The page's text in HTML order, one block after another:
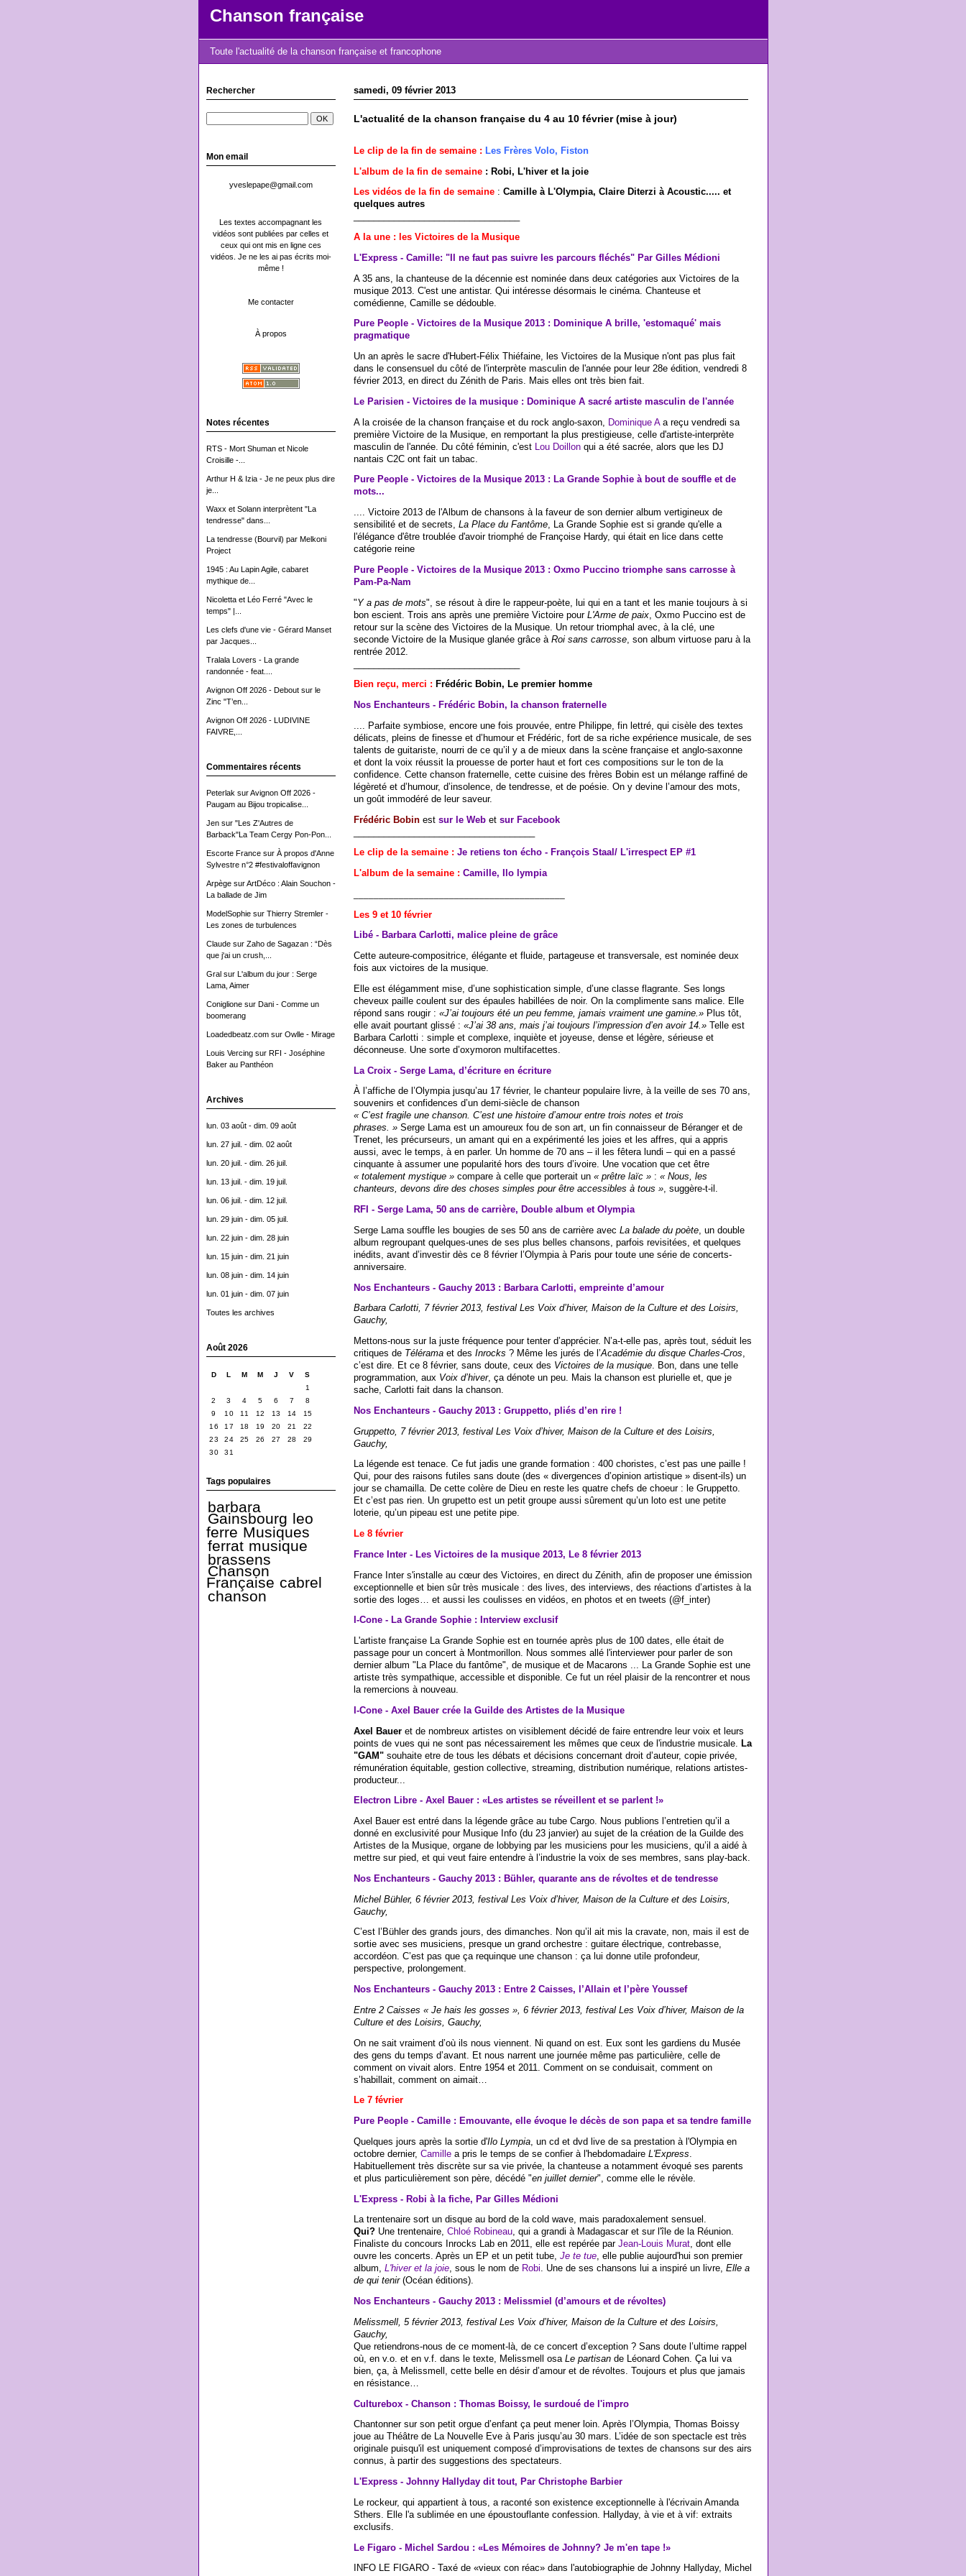
Chanson française
Toute l'actualité de la chanson française et francophone
Rechercher
Mon email
yveslepape@gmail.com
Les textes accompagnant les
vidéos sont publiées par celles et
ceux qui ont mis en ligne ces
vidéos. Je ne les ai pas écrits moi-
même !
Me contacter
À propos
Notes récentes
RTS - Mort Shuman et Nicole
Croisille -...
Arthur H & Izia - Je ne peux plus dire
je...
Waxx et Solann interprètent "La
tendresse" dans...
La tendresse (Bourvil) par Melkoni
Project
1945 : Au Lapin Agile, cabaret
mythique de...
Nicoletta et Léo Ferré "Avec le
temps" |...
Les clefs d'une vie - Gérard Manset
par Jacques...
Tralala Lovers - La grande
randonnée - feat....
Avignon Off 2026 - Debout sur le
Zinc "T’en...
Avignon Off 2026 - LUDIVINE
FAIVRE,...
Commentaires récents
Peterlak surAvignon Off 2026 -
Paugam au Bijou tropicalise...
Jensur "Les Z'Autres de
Barback"La Team Cergy Pon-Pon...
Escorte Francesur À propos d'Anne
Sylvestre n°2 #festivaloffavignon
ArpègesurArtDéco : Alain Souchon -
La ballade de Jim
ModelSophiesur Thierry Stremler -
Les zones de turbulences
Claudesur Zaho de Sagazan : “Dès
que j'ai un crush,...
Gralsur L'album du jour : Serge
Lama, Aimer
Coniglionesur Dani - Comme un
boomerang
Loadedbeatz.comsur Owlle - Mirage
Louis Vercingsur RFI - Joséphine
Baker au Panthéon
Archives
lun. 03 août - dim. 09 août
lun. 27 juil. - dim. 02 août
lun. 20 juil. - dim. 26 juil.
lun. 13 juil. - dim. 19 juil.
lun. 06 juil. - dim. 12 juil.
lun. 29 juin - dim. 05 juil.
lun. 22 juin - dim. 28 juin
lun. 15 juin - dim. 21 juin
lun. 08 juin - dim. 14 juin
lun. 01 juin - dim. 07 juin
Toutes les archives
Août 2026
D L M M J V
S
1
2
3 4 5 6 7
8
9
10 11 12 13 14
15
16
17 18 19 20 21
22
23
24 25 26 27 28
29
30
31
Tags populaires
barbara
Gainsbourg leo
ferre Musiques
ferrat musique
brassens
Chanson
Française cabrel
chanson
samedi, 09 février 2013
L'actualité de la chanson française du 4 au 10 février (mise à jour)
Le clip de la fin de semaine : Les Frères Volo, Fiston
L'album de la fin de semaine: Robi, L'hiver et la joie
Les vidéos de la fin de semaine: Camille à L'Olympia, Claire Diterzi à Acoustic..... et
quelques autres
A la une : les Victoires de la Musique
L'Express - Camille: "Il ne faut pas suivre les parcours fléchés" Par Gilles Médioni
A 35 ans, la chanteuse de la décennie est nominée dans deux catégories aux Victoires de la
musique 2013. C'est une antistar. Qui intéresse désormais le cinéma. Chanteuse et
comédienne, Camille se dédouble.
Pure People - Victoires de la Musique 2013 : Dominique A brille, 'estomaqué' mais
pragmatique
Un an après le sacre d'Hubert-Félix Thiéfaine, les Victoires de la Musique n'ont pas plus fait
dans le consensuel du côté de l'interprète masculin de l'année pour leur 28e édition, vendredi 8
février 2013, en direct du Zénith de Paris. Mais elles ont très bien fait.
Le Parisien - Victoires de la musique : Dominique A sacré artiste masculin de l'année
A la croisée de la chanson française et du rock anglo-saxon, Dominique Aa reçu vendredi sa
première Victoire de la Musique, en remportant la plus prestigieuse, celle d'artiste-interprète
masculin de l'année. Du côté féminin, c'est Lou Doillonqui a été sacrée, alors que les DJ
nantais C2C ont fait un tabac.
Pure People - Victoires de la Musique 2013 : La Grande Sophie à bout de souffle et de
mots...
.... Victoire 2013 de l'Album de chansons à la faveur de son dernier album vertigineux de
sensibilité et de secrets, La Place du Fantôme, La Grande Sophie est si grande qu'elle a
l'élégance d'être troublée d'avoir triomphé de Françoise Hardy, qui était en lice dans cette
catégorie reine
Pure People - Victoires de la Musique 2013 : Oxmo Puccino triomphe sans carrosse à
Pam-Pa-Nam
"Y a pas de mots", se résout à dire le rappeur-poète, lui qui en a tant et les manie toujours à si
bon escient. Trois ans après une première Victoire pour L'Arme de paix, Oxmo Puccino est de
retour sur la scène des Victoires de la Musique. Un retour triomphal avec, à la clé, une
seconde Victoire de la Musique glanée grâce à Roi sans carrosse, son album virtuose paru à la
rentrée 2012.
Bien reçu, merci : Frédéric Bobin, Le premier homme
Nos Enchanteurs - Frédéric Bobin, la chanson fraternelle
.... Parfaite symbiose, encore une fois prouvée, entre Philippe, fin lettré, qui cisèle des textes
délicats, pleins de finesse et d’humour et Frédéric, fort de sa riche expérience musicale, de ses
talents de guitariste, nourri de ce qu’il y a de mieux dans la scène française et anglo-saxonne
et dont la voix réussit la prouesse de porter haut et fort ces compositions sur le ton de la
confidence. Cette chanson fraternelle, cette cuisine des frères Bobin est un mélange raffiné de
légèreté et d’humour, d’insolence, de tendresse, et de poésie. On y devine l’amour des mots,
un goût immodéré de leur saveur.
Frédéric Bobinest sur le Webet sur Facebook
Le clip de la semaine : Je retiens ton écho - François Staal/ L'irrespect EP #1
L'album de la semaine : Camille, Ilo lympia
Les 9 et 10 février
Libé - Barbara Carlotti, malice pleine de grâce
Cette auteure-compositrice, élégante et fluide, partageuse et transversale, est nominée deux
fois aux victoires de la musique.
Elle est élégamment mise, d’une sophistication simple, d’une classe flagrante. Ses longs
cheveux paille coulent sur des épaules habillées de noir. On la complimente sans malice. Elle
répond sans rougir : «J’ai toujours été un peu femme, jamais vraiment une gamine.»Plus tôt,
elle avait pourtant glissé : «J’ai 38 ans, mais j’ai toujours l’impression d’en avoir 14.»Telle est
Barbara Carlotti : simple et complexe, inquiète et joyeuse, dense et légère, sérieuse et
déconneuse. Une sorte d’oxymoron multifacettes.
La Croix - Serge Lama, d’écriture en écriture
À l’affiche de l’Olympia jusqu’au 17 février, le chanteur populaire livre, à la veille de ses 70 ans,
souvenirs et confidences d’un demi-siècle de chanson
« C’est fragile une chanson. C’est une histoire d’amour entre trois notes et trois
phrases. »Serge Lama est un amoureux fou de son art, un fin connaisseur de Béranger et de
Trenet, les précurseurs, un amant qui en a expérimenté les joies et les affres, qui a appris
aussi, avec le temps, à en parler. Un homme de 70 ans – il les fêtera lundi – qui en a passé
cinquante à assumer une popularité hors des tours d’ivoire. Une vocation que cet être
« totalement mystique »compare à celle que porterait un « prêtre laïc »: « Nous, les
chanteurs, devons dire des choses simples pour être accessibles à tous », suggère-t-il.
RFI - Serge Lama, 50 ans de carrière, Double album et Olympia
Serge Lama souffle les bougies de ses 50 ans de carrière avec La balade du poète, un double
album regroupant quelques-unes de ses plus belles chansons, parfois revisitées, et quelques
inédits, avant d’investir dès ce 8 février l’Olympia à Paris pour toute une série de concerts-
anniversaire.
Nos Enchanteurs - Gauchy 2013 : Barbara Carlotti, empreinte d’amour
Barbara Carlotti, 7 février 2013, festival Les Voix d’hiver, Maison de la Culture et des Loisirs,
Gauchy,
Mettons-nous sur la juste fréquence pour tenter d’apprécier. N’a-t-elle pas, après tout, séduit les
critiques de Téléramaet des Inrocks ? Même les jurés de l’Académie du disque Charles-Cros,
c’est dire. Et ce 8 février, sans doute, ceux des Victoires de la musique. Bon, dans une telle
programmation, aux Voix d’hiver, ça dénote un peu. Mais la chanson est plurielle et, que je
sache, Carlotti fait dans la chanson.
Nos Enchanteurs - Gauchy 2013 : Gruppetto, pliés d’en rire !
Gruppetto, 7 février 2013, festival Les Voix d’hiver, Maison de la Culture et des Loisirs,
Gauchy,
La légende est tenace. Ce fut jadis une grande formation : 400 choristes, c’est pas une paille !
Qui, pour des raisons futiles sans doute (des « divergences d’opinion artistique » disent-ils) un
jour se chamailla. De cette colère de Dieu en reste les quatre chefs de choeur : le Gruppetto.
Et c’est pas rien. Un grupetto est un petit groupe aussi sûrement qu’un loto est une petite
loterie, qu’un pipeau est une petite pipe.
Le 8 février
France Inter - Les Victoires de la musique 2013, Le 8 février 2013
France Inter s'installe au cœur des Victoires, en direct du Zénith, afin de proposer une émission
exceptionnelle et bien sûr très musicale : des lives, des interviews, des réactions d’artistes à la
sortie des loges… et aussi les coulisses en vidéos, en photos et en tweets (@f_inter)
I-Cone - La Grande Sophie : Interview exclusif
L'artiste française La Grande Sophie est en tournée après plus de 100 dates, elle était de
passage pour un concert à Montmorillon. Nous sommes allé l'interviewer pour parler de son
dernier album "La Place du fantôme", de musique et de Macarons ... La Grande Sophie est une
artiste très sympathique, accessible et disponible. Ce fut un réel plaisir de la rencontrer et nous
la remercions à nouveau.
I-Cone - Axel Bauer crée la Guilde des Artistes de la Musique
Axel Baueret de nombreux artistes on visiblement décidé de faire entrendre leur voix et leurs
points de vues qui ne sont pas nécessairement les mêmes que ceux de l'industrie musicale. La
"GAM"souhaite etre de tous les débats et décisions concernant droit d’auteur, copie privée,
rémunération équitable, gestion collective, streaming, distribution numérique, relations artistes-
producteur...
Electron Libre - Axel Bauer : «Les artistes se réveillent et se parlent !»
Axel Bauer est entré dans la légende grâce au tube Cargo. Nous publions l’entretien qu’il a
donné en exclusivité pour Musique Info (du 23 janvier) au sujet de la création de la Guilde des
Artistes de la Musique, organe de lobbying par les musiciens pour les musiciens, qu’il a aidé à
mettre sur pied, et qui veut faire entendre à l’industrie la voix de ses membres, sans play-back.
Nos Enchanteurs - Gauchy 2013 : Bühler, quarante ans de révoltes et de tendresse
Michel Bühler, 6 février 2013, festival Les Voix d’hiver, Maison de la Culture et des Loisirs,
Gauchy,
C’est l’Bühler des grands jours, des dimanches. Non qu’il ait mis la cravate, non, mais il est de
sortie avec ses musiciens, presque un grand orchestre : guitare électrique, contrebasse,
accordéon. C’est pas que ça requinque une chanson : ça lui donne utile profondeur,
perspective, prolongement.
Nos Enchanteurs - Gauchy 2013 : Entre 2 Caisses, l’Allain et l’père Youssef
Entre 2 Caisses « Je hais les gosses », 6 février 2013, festival Les Voix d’hiver, Maison de la
Culture et des Loisirs, Gauchy,
On ne sait vraiment d’où ils nous viennent. Ni quand on est. Eux sont les gardiens du Musée
des gens du temps d’avant. Et nous narrent une journée même pas particulière, celle de
comment on vivait alors. Entre 1954 et 2011. Comment on se conduisait, comment on
s’habillait, comment on aimait…
Le 7 février
Pure People - Camille : Emouvante, elle évoque le décès de son papa et sa tendre famille
Quelques jours après la sortie d'Ilo Lympia, un cd et dvd live de sa prestation à l'Olympia en
octobre dernier, Camillea pris le temps de se confier à l'hebdomadaire L'Express
Habituellement très discrète sur sa vie privée, la chanteuse a notamment évoqué ses parents
et plus particulièrement son père, décédé "en juillet dernier", comme elle le révèle.
L'Express - Robi à la fiche, Par Gilles Médioni
La trentenaire sort un disque au bord de la cold wave, mais paradoxalement sensuel.
Qui?Une trentenaire, Chloé Robineau, qui a grandi à Madagascar et sur l'île de la Réunion.
Finaliste du concours Inrocks Lab en 2011, elle est repérée par Jean-Louis Murat, dont elle
ouvre les concerts. Après un EP et un petit tube, Je te tue, elle publie aujourd'hui son premier
album, L'hiver et la joie, sous le nom de Robi. Une de ses chansons lui a inspiré un livre, Elle a
de qui tenir(Océan éditions).
Nos Enchanteurs - Gauchy 2013 : Melissmiel (d’amours et de révoltes)
Melissmell, 5 février 2013, festival Les Voix d’hiver, Maison de la Culture et des Loisirs,
Gauchy,
Que retiendrons-nous de ce moment-là, de ce concert d’exception ? Sans doute l’ultime rappel
où, en v.o. et en v.f. dans le texte, Melissmell osa Le partisande Léonard Cohen. Ça lui va
bien, ça, à Melissmell, cette belle en désir d’amour et de révoltes. Toujours et plus que jamais
en résistance…
Culturebox - Chanson : Thomas Boissy, le surdoué de l'impro
Chantonner sur son petit orgue d’enfant ça peut mener loin. Après l’Olympia, Thomas Boissy
joue au Théâtre de La Nouvelle Eve à Paris jusqu’au 30 mars. L’idée de son spectacle est très
originale puisqu'il est uniquement composé d’improvisations de textes de chansons sur des airs
connus, à partir des suggestions des spectateurs.
L'Express - Johnny Hallyday dit tout, Par Christophe Barbier
Le rockeur, qui appartient à tous, a raconté son existence exceptionnelle à l'écrivain Amanda
Sthers. Elle l'a sublimée en une époustouflante confession. Hallyday, à vie et à vif: extraits
exclusifs.
Le Figaro - Michel Sardou : «Les Mémoires de Johnny? Je m'en tape !»
INFO LE FIGARO - Taxé de «vieux con réac» dans l'autobiographie de Johnny Hallyday, Michel